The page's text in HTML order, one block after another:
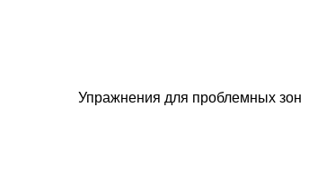
Упражнения для проблемных зон